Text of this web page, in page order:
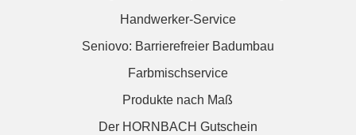
Handwerker-Service
Seniovo: Barrierefreier Badumbau
Farbmischservice
Produkte nach Maß
Der HORNBACH Gutschein